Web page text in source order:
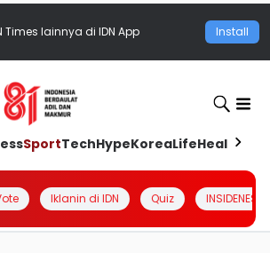
Times lainnya di IDN App Install
SportTechHypeKoreaLifeHealth
Iklanin di IDN Quiz INSIDENESIA